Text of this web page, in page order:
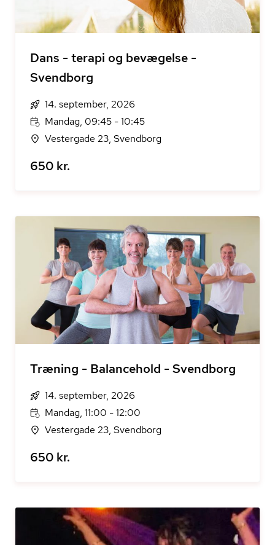
Dans - terapi og bevægelse -
Svendborg
14. september, 2026
Mandag, 09:45 - 10:45
Vestergade 23, Svendborg
650 kr.
Træning - Balancehold - Svendborg
14. september, 2026
Mandag, 11:00 - 12:00
Vestergade 23, Svendborg
650 kr.